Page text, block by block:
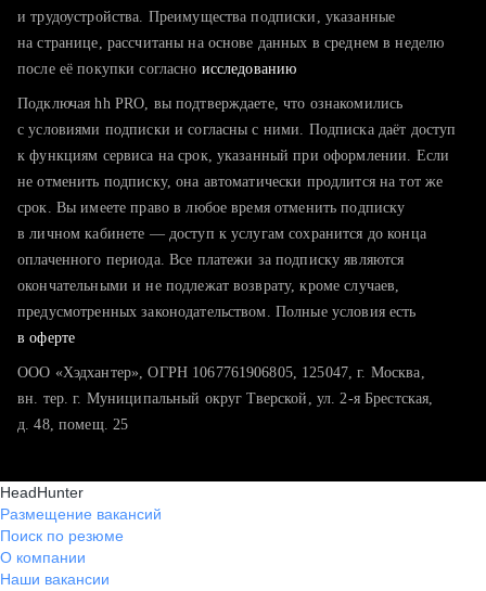
тратите много времени на поиск и вручную поднимаете
хотите сравнить себя с конкурентами и оценить шансы
и трудоустройства. Преимущества подписки, указанные
на странице, рассчитаны на основе данных в среднем в неделю
после её покупки согласно исследованию
Подключая hh PRO, вы подтверждаете, что ознакомились
с условиями подписки и согласны с ними. Подписка даёт доступ
к функциям сервиса на срок, указанный при оформлении. Если
не отменить подписку, она автоматически продлится на тот же
срок. Вы имеете право в любое время отменить подписку
в личном кабинете — доступ к услугам сохранится до конца
оплаченного периода. Все платежи за подписку являются
окончательными и не подлежат возврату, кроме случаев,
предусмотренных законодательством. Полные условия есть
в оферте
ООО «Хэдхантер», ОГРН 1067761906805, 125047, г. Москва,
вн. тер. г. Муниципальный округ Тверской, ул. 2-я Брестская,
д. 48, помещ. 25
HeadHunter
Размещение вакансий
Поиск по резюме
О компании
Наши вакансии